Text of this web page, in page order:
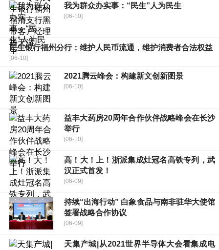
我为群众办实事：“民生”人为民生
[06-10]
民生银行福州分行：维护人民币流通，维护消费者合法权益
[06-10]
2021腾云峰会：构建新文创新图景
[06-10]
益丰大药房20周年合作伙伴战略峰会在长沙
举行
[06-10]
高！大！上！浙派集成灶冠名高铁专列，武
汉正式首发！
[06-09]
持续“出海行动” 白象食品与南非驻华大使馆
签署战略合作协议
[06-09]
天集产城|从2021世界半导体大会看集成电